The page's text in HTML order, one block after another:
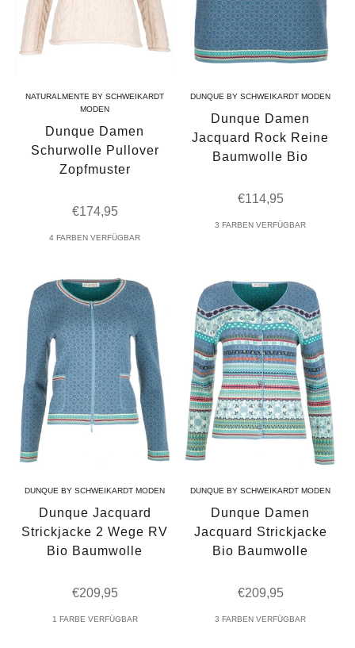
NATURALMENTE BY SCHWEIKARDT
MODEN
Dunque Damen
Schurwolle Pullover
Zopfmuster
Angebot
€174,95
4 FARBEN VERFÜGBAR
DUNQUE BY SCHWEIKARDT MODEN
Dunque Damen
Jacquard Rock Reine
Baumwolle Bio
Angebot
€114,95
3 FARBEN VERFÜGBAR
DUNQUE BY SCHWEIKARDT MODEN
Dunque Jacquard
Strickjacke 2 Wege RV
Bio Baumwolle
Angebot
€209,95
1 FARBE VERFÜGBAR
DUNQUE BY SCHWEIKARDT MODEN
Dunque Damen
Jacquard Strickjacke
Bio Baumwolle
Angebot
€209,95
3 FARBEN VERFÜGBAR